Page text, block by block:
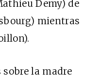
Demy) de
mientras
sobre la madre